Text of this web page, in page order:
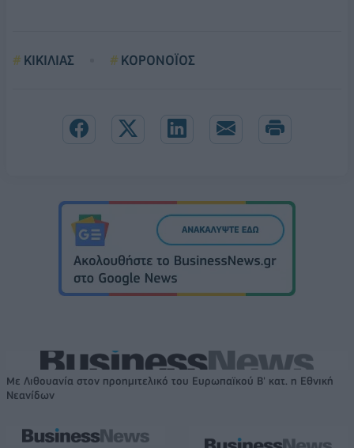
ΚΙΚΙΛΙΑΣ ΚΟΡΟΝΟΪΟΣ
Με Λιθουανία στον προημιτελικό του Ευρωπαϊκού Β' κατ. η Εθνική
Νεανίδων